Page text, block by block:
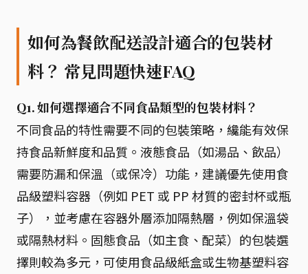
如何為餐飲配送設計適合的包裝材
料？ 常見問題快速FAQ
Q1. 如何選擇適合不同食品類型的包裝材料？
不同食品的特性需要不同的包裝策略，纔能有效保
持食品新鮮度和品質。液態食品（如湯品、飲品）
需要防漏和保溫（或保冷）功能，建議優先使用食
品級塑料容器（例如 PET 或 PP 材質的密封杯或瓶
子），並考慮在容器外層添加隔熱層，例如保溫袋
或隔熱材料。固態食品（如主食、配菜）的包裝選
擇則較為多元，可使用食品級紙盒或生物基塑料容